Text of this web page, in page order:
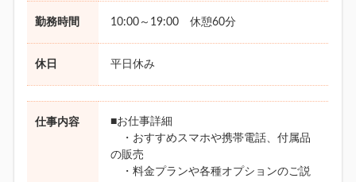
勤務時間 10:00～19:00 休憩60分
休日 平日休み
仕事内容
■お仕事詳細
・おすすめスマホや携帯電話、付属品
の販売
・料金プランや各種オプションのご説